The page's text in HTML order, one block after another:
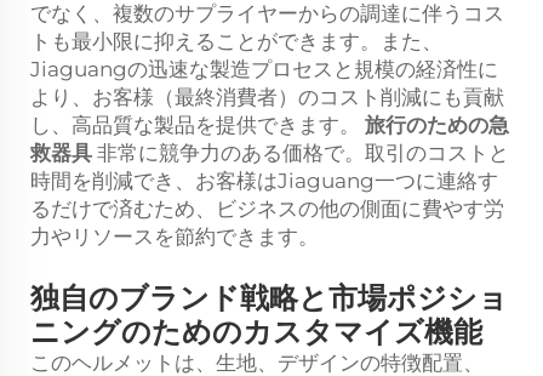
でなく、複数のサプライヤーからの調達に伴うコス
トも最小限に抑えることができます。また、
Jiaguangの迅速な製造プロセスと規模の経済性に
より、お客様（最終消費者）のコスト削減にも貢献
し、高品質な製品を提供できます。 旅行のための急
救器具 非常に競争力のある価格で。取引のコストと
時間を削減でき、お客様はJiaguang一つに連絡す
るだけで済むため、ビジネスの他の側面に費やす労
力やリソースを節約できます。
独自のブランド戦略と市場ポジショ
ニングのためのカスタマイズ機能
このヘルメットは、生地、デザインの特徴配置、